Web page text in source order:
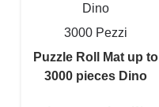
Dino
3000 Pezzi
Puzzle Roll Mat up to
3000 pieces Dino